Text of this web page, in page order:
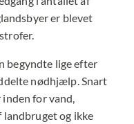
er blevet
begyndte lige efter
nødhjælp. Snart
inden for vand,
landbruget og ikke